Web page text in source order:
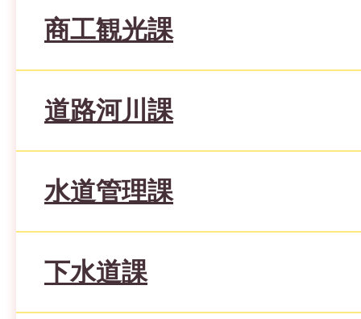
商工観光課
道路河川課
水道管理課
下水道課